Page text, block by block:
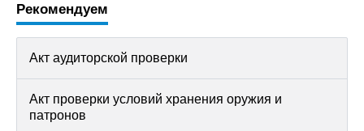
Рекомендуем
Акт аудиторской проверки
Акт проверки условий хранения оружия и
патронов